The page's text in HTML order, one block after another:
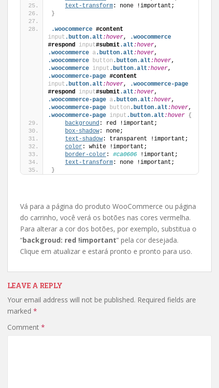
text-transform: none !important;
}
.woocommerce #content
input .button.alt :hover,
.woocommerce
#respond input#submit .alt :hover
.woocommerce a.button.alt :hover
.woocommerce button .button.alt :hover
.woocommerce input .button.alt :hover
.woocommerce-page #content
input .button.alt :hover,
.woocommerce-page
#respond input#submit .alt :hover
.woocommerce-page a.button.alt :hover
.woocommerce-page button .button.alt :hover
.woocommerce-page input .button.alt :hover {
background: red !important;
box-shadow: none;
text-shadow: transparent !important;
color: white !important;
border-color: #ca0606 !important;
text-transform: none !important;
}
Vá para a página do produto WooCommerce ou página
do carrinho, você verá os botões nas cores vermelha.
Para alterar a cor dos botões, por exemplo, substitua o
“backgroud: red !important” pela cor desejada.
Clique em atualizar e estará pronto e pronto para uso.
LEAVE A REPLY
Your email address will not be published. Required fields are
marked *
Comment *